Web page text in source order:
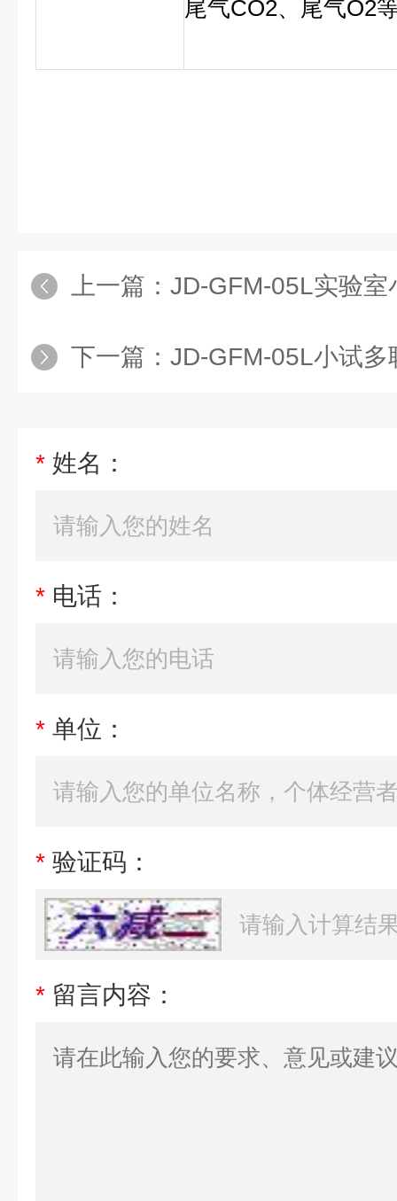
尾气CO2、尾气O2
上一篇： JD-GFM-05L实验
下一篇： JD-GFM-05L小试
* 姓名：
* 电话：
* 单位：
* 验证码：
* 留言内容：